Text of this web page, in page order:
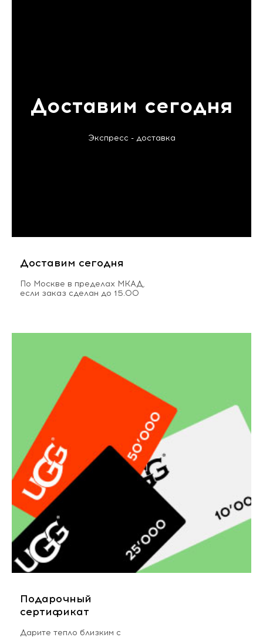
Доставим сегодня
Экспресс - доставка
Доставим сегодня
По Москве в пределах МКАД,
если заказ сделан до 15.00
Подарочный
сертификат
Дарите тепло близким с